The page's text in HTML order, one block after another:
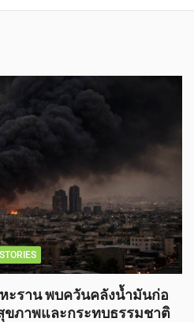
ะราน พบควันคลังน้ำมันก่อ
ขภาพและกระทบธรรมชาติ